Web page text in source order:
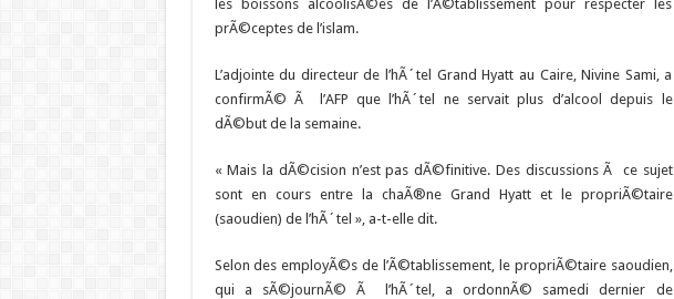
les boissons alcoolisÃ©es de l’Ã©tablissement pour respecter les
prÃ©ceptes de l’islam.
L’adjointe du directeur de l’hÃ´tel Grand Hyatt au Caire, Nivine Sami, a
confirmÃ© Ã l’AFP que l’hÃ´tel ne servait plus d’alcool depuis le
dÃ©but de la semaine.
« Mais la dÃ©cision n’est pas dÃ©finitive. Des discussions Ã ce sujet
sont en cours entre la chaÃ®ne Grand Hyatt et le propriÃ©taire
(saoudien) de l’hÃ´tel », a-t-elle dit.
Selon des employÃ©s de l’Ã©tablissement, le propriÃ©taire saoudien,
qui a sÃ©journÃ© Ã l’hÃ´tel, a ordonnÃ© samedi dernier de